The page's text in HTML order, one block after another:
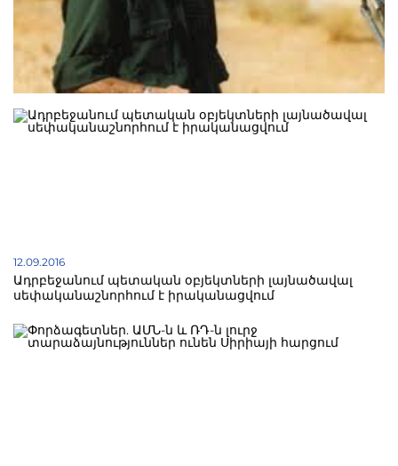
12.09.2016
Ադրբեջանում պետական օբյեկտների լայնածավալ
սեփականաշնորհում է իրականացվում